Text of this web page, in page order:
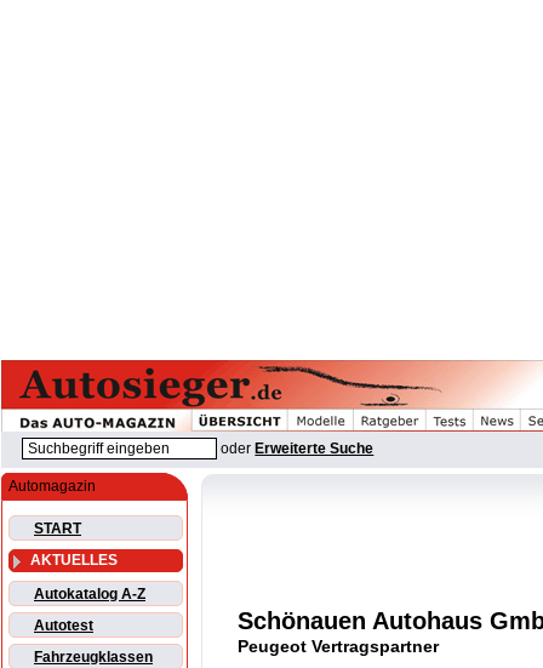
oder Erweiterte Suche
Automagazin
START
AKTUELLES
Autokatalog A-Z
Autotest
Fahrzeugklassen
Schönauen Autohaus
Peugeot Vertragspartner